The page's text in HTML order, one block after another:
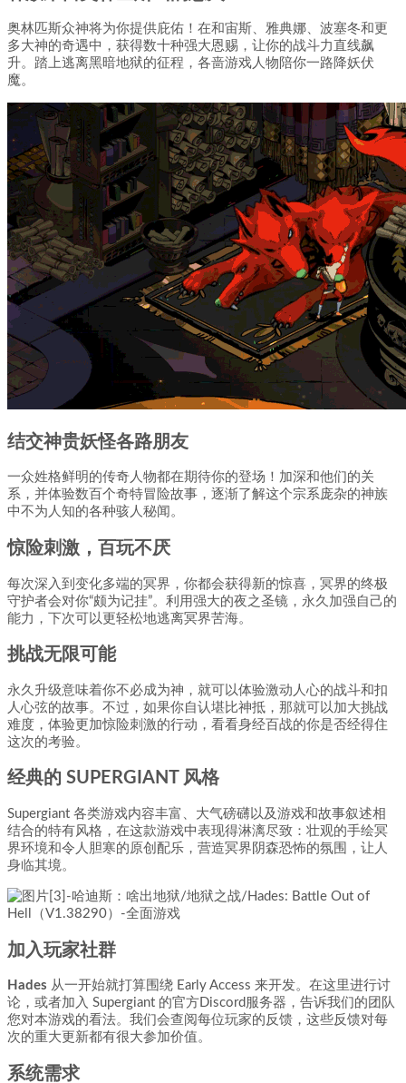
奥林匹斯众神将为你提供庇佑！在和宙斯、雅典娜、波塞冬和更
多大神的奇遇中，获得数十种强大恩赐，让你的战斗力直线飙
升。踏上逃离黑暗地狱的征程，各啬游戏人物陪你一路降妖伏
魔。
结交神贵妖怪各路朋友
一众姓格鲜明的传奇人物都在期待你的登场！加深和他们的关
系，并体验数百个奇特冒险故事，逐渐了解这个宗系庞杂的神族
中不为人知的各种骇人秘闻。
惊险刺激，百玩不厌
每次深入到变化多端的冥界，你都会获得新的惊喜，冥界的终极
守护者会对你“颇为记挂”。利用强大的夜之圣镜，永久加强自己的
能力，下次可以更轻松地逃离冥界苦海。
挑战无限可能
永久升级意味着你不必成为神，就可以体验激动人心的战斗和扣
人心弦的故事。不过，如果你自认堪比神抵，那就可以加大挑战
难度，体验更加惊险刺激的行动，看看身经百战的你是否经得住
这次的考验。
经典的 SUPERGIANT 风格
Supergiant 各类游戏内容丰富、大气磅礴以及游戏和故事叙述相
结合的特有风格，在这款游戏中表现得淋漓尽致：壮观的手绘冥
界环境和令人胆寒的原创配乐，营造冥界阴森恐怖的氛围，让人
身临其境。
加入玩家社群
Hades 从一开始就打算围绕 Early Access 来开发。在这里进行讨
论，或者加入 Supergiant 的官方Discord服务器，告诉我们的团队
您对本游戏的看法。我们会查阅每位玩家的反馈，这些反馈对每
次的重大更新都有很大参加价值。
系统需求